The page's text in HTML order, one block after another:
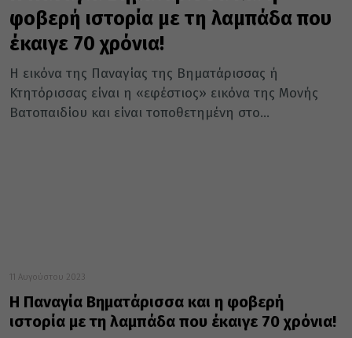
φοβερή ιστορία με τη λαμπάδα που
έκαιγε 70 χρόνια!
Η εικόνα της Παναγίας της Βηματάρισσας ή
Κτητόρισσας είναι η «εφέστιος» εικόνα της Μονής
Βατοπαιδίου και είναι τοποθετημένη στο...
11 Αυγούστου 2023
Η Παναγία Βηματάρισσα και η φοβερή
ιστορία με τη λαμπάδα που έκαιγε 70 χρόνια!